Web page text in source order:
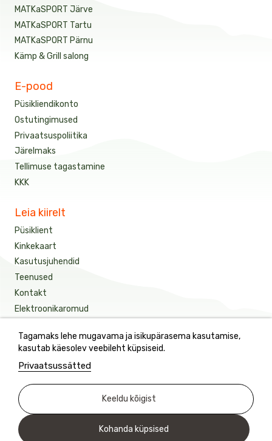
MATKaSPORT Järve
MATKaSPORT Tartu
MATKaSPORT Pärnu
Kämp & Grill salong
E-pood
Püsikliendikonto
Ostutingimused
Privaatsuspoliitika
Järelmaks
Tellimuse tagastamine
KKK
Leia kiirelt
Püsiklient
Kinkekaart
Kasutusjuhendid
Teenused
Kontakt
Elektroonikaromud
Saage meie värskeimaid uudiseid ja eripakkumisi
See sait on kaitstud reCAPTCHA-ga.
Tagamaks lehe mugavama ja isikupärasema kasutamise,
kasutab käesolev veebileht küpsiseid.
Privaatsussätted
Keeldu kõigist
Kohanda küpsised